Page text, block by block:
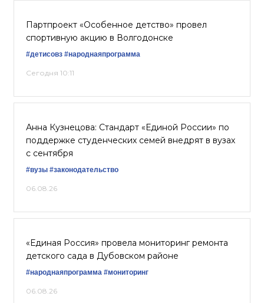
Партпроект «Особенное детство» провел
спортивную акцию в Волгодонске
#детисовз #народнаяпрограмма
Сегодня 10:11
Анна Кузнецова: Стандарт «Единой России» по
поддержке студенческих семей внедрят в вузах
с сентября
#вузы #законодательство
06.08.26
«Единая Россия» провела мониторинг ремонта
детского сада в Дубовском районе
#народнаяпрограмма #мониторинг
06.08.26